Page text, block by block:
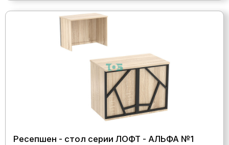
Ресепшен - стол серии ЛОФТ - АЛЬФА №1